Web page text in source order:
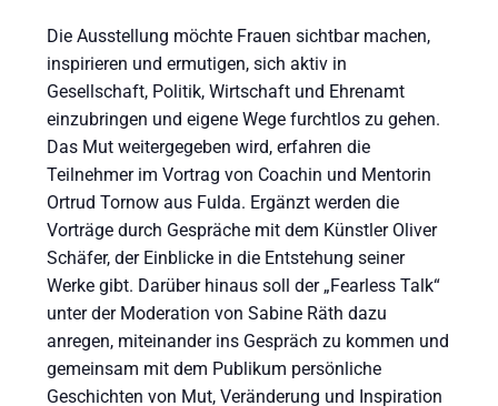
Die Ausstellung möchte Frauen sichtbar machen,
inspirieren und ermutigen, sich aktiv in
Gesellschaft, Politik, Wirtschaft und Ehrenamt
einzubringen und eigene Wege furchtlos zu gehen.
Das Mut weitergegeben wird, erfahren die
Teilnehmer im Vortrag von Coachin und Mentorin
Ortrud Tornow aus Fulda. Ergänzt werden die
Vorträge durch Gespräche mit dem Künstler Oliver
Schäfer, der Einblicke in die Entstehung seiner
Werke gibt. Darüber hinaus soll der „Fearless Talk“
unter der Moderation von Sabine Räth dazu
anregen, miteinander ins Gespräch zu kommen und
gemeinsam mit dem Publikum persönliche
Geschichten von Mut, Veränderung und Inspiration